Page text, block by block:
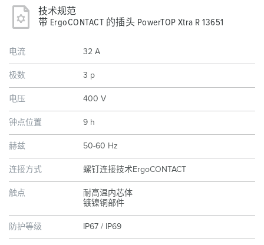
技术规范
带 ErgoCONTACT 的插头 PowerTOP Xtra R 13651
电流 32 A
极数 3 p
电压 400 V
钟点位置 9 h
赫兹 50-60 Hz
连接方式 螺钉连接技术ErgoCONTACT
触点
耐高温内芯体
镀镍铜部件
防护等级 IP67 / IP69